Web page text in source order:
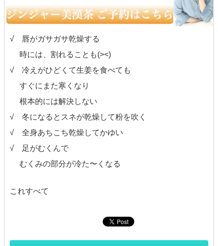
√ 唇がガサガサ乾燥する
時には、割れることも(><)
√ 冷えがひどくて生姜を食べても
すぐにまた寒くなり
根本的には解決しない
√ 冬になるとスネが乾燥して粉を吹く
√ 全身あちこち乾燥してかゆい
√ 足がむくんで
むくみの部分が冷た〜くなる
これすべて